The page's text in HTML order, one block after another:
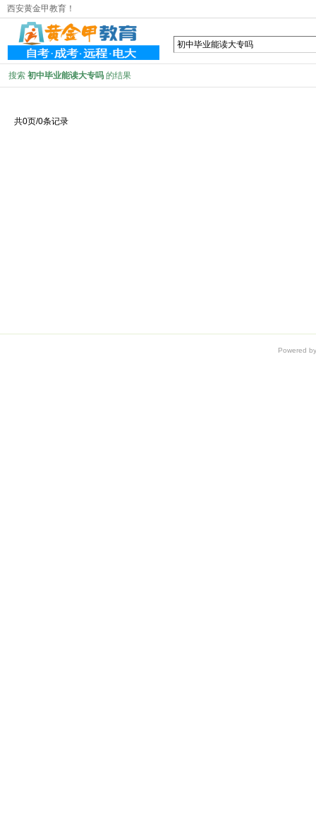
西安黄金甲教育！
搜索 初中毕业能读大专吗 的结果
共0页/0条记录
Powered